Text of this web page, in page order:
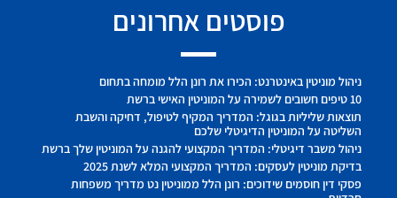
פוסטים אחרונים
ניהול מוניטין באינטרנט: הכירו את רונן הלל מומחה בתחום
10 טיפים חשובים לשמירה על המוניטין האישי ברשת
תוצאות שליליות בגוגל: המדריך המקיף לטיפול, דחיקה והשבת
השליטה על המוניטין הדיגיטלי שלכם
ניהול משבר דיגיטלי: המדריך המקצועי להגנה על המוניטין שלך ברשת
בדיקת מוניטין לעסקים: המדריך המקצועי המלא לשנת 2025
פסקי דין חוסמים שידוכים: רונן הלל ממוניטין נט מדריך משפחות